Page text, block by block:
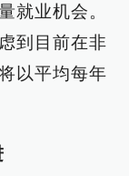
就业机会。
到目前在非
以平均每年